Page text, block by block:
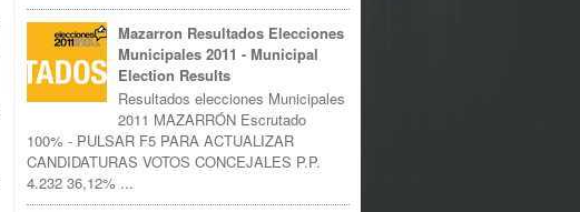
Mazarron Resultados Elecciones
Municipales 2011 - Municipal
Election Results
Resultados elecciones Municipales
2011 MAZARRÓN Escrutado
100% - PULSAR F5 PARA ACTUALIZAR
CANDIDATURAS VOTOS CONCEJALES P.P.
4.232 36,12% ...